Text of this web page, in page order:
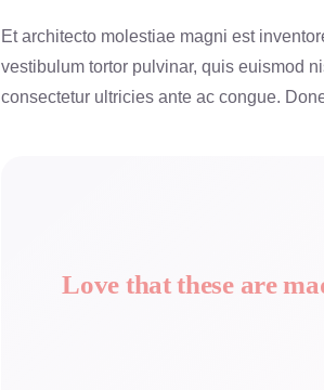
Et architecto molestiae magni est
vestibulum tortor pulvinar, quis euismod
consectetur ultricies ante ac congue.
Love that these are